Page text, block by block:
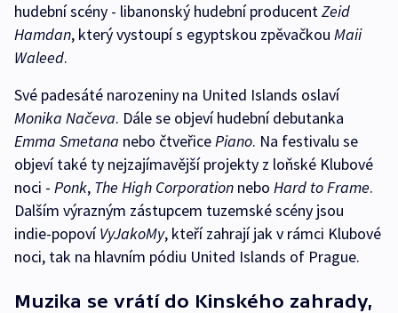
hudební scény - libanonský hudební producentZeid
Hamdan, který vystoupí s egyptskou zpěvačkou Maii
Waleed.
Své padesáté narozeniny na United Islands oslaví
Monika Načeva. Dále se objeví hudební debutanka
Emma Smetana nebo čtveřicePiano. Na festivalu se
objeví také ty nejzajímavější projekty z loňské Klubové
noci - Ponk, The High Corporation nebo Hard to Frame.
Dalším výrazným zástupcem tuzemské scény jsou
indie-popovíVyJakoMy, kteří zahrají jak v rámci Klubové
noci, tak na hlavním pódiu United Islands of Prague.
Muzika se vrátí do Kinského zahrady,